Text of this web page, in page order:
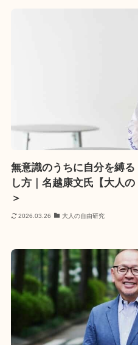
無意識のうちに自分を縛
し方｜名越康文氏【大人
＞
2026.03.26 大人の自由研究